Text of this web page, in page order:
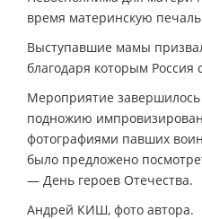
время материнскую
Выступавшие мамы
благодаря которым Россия
Мероприятие завершилось
подножию
фотографиями павших
было предложено
— День героев Отечества.
Андрей КИШ, фото автора.